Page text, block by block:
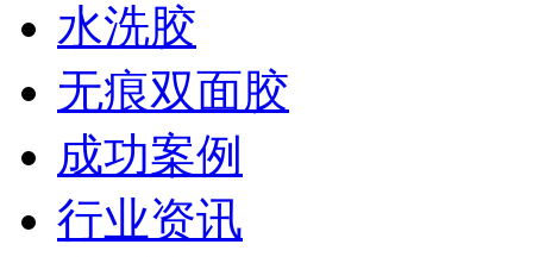
水洗胶
无痕双面胶
成功案例
行业资讯